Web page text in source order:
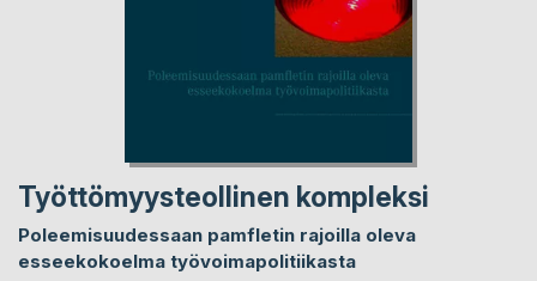
Työttömyysteollinen kompleksi
Poleemisuudessaan pamfletin rajoilla oleva
esseekokoelma työvoimapolitiikasta